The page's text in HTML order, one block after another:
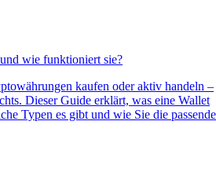
wie funktioniert sie?
kaufen oder aktiv handeln –
Dieser Guide erklärt, was eine Wallet
Typen es gibt und wie Sie die passende